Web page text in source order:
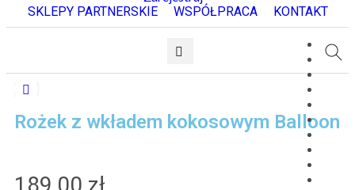
SKLEPY PARTNERSKIE
WSPÓŁPRACA KONTAKT
Rożek z wkładem kokosowym Balloon